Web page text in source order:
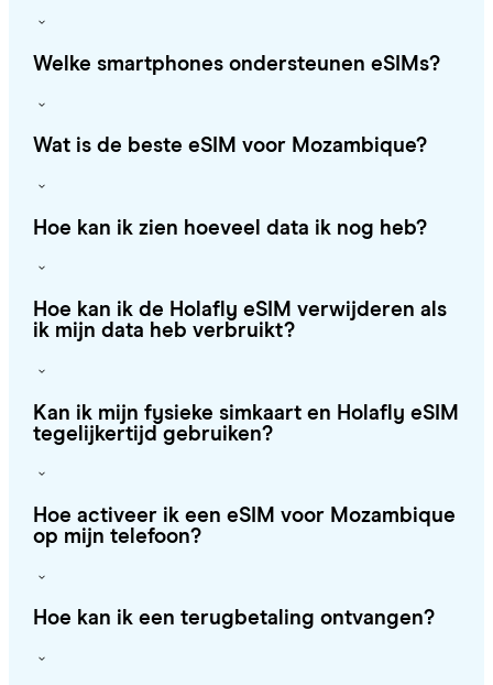
Welke smartphones ondersteunen eSIMs?
Wat is de beste eSIM voor Mozambique?
Hoe kan ik zien hoeveel data ik nog heb?
Hoe kan ik de Holafly eSIM verwijderen als
ik mijn data heb verbruikt?
Kan ik mijn fysieke simkaart en Holafly eSIM
tegelijkertijd gebruiken?
Hoe activeer ik een eSIM voor Mozambique
op mijn telefoon?
Hoe kan ik een terugbetaling ontvangen?